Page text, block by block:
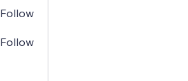
Follow
Follow